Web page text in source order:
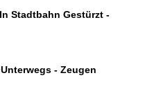
Stadtbahn Gestürzt -
- Zeugen